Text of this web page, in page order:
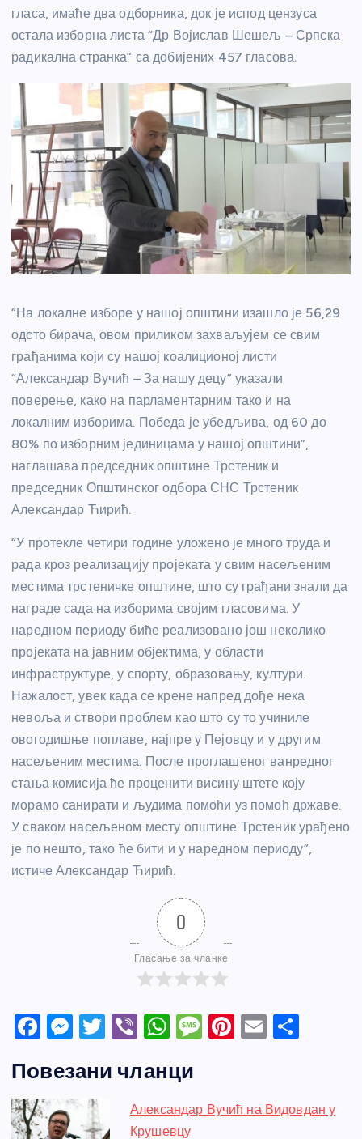
гласа, имаће два одборника, док је испод цензуса
остала изборна листа “Др Војислав Шешељ – Српска
радикална странка” са добијених 457 гласова.
“На локалне изборе у нашој општини изашло је 56,29
одсто бирача, овом приликом захваљујем се свим
грађанима који су нашој коалиционој листи
“Александар Вучић – За нашу децу” указали
поверење, како на парламентарним тако и на
локалним изборима. Победа је убедљива, од 60 до
80% по изборним јединицама у нашој општини”,
наглашава председник општине Трстеник и
председник Општинског одбора СНС Трстеник
Александар Ћирић.
“У протекле четири године уложено је много труда и
рада кроз реализацију пројеката у свим насељеним
местима трстеничке општине, што су грађани знали да
награде сада на изборима својим гласовима. У
наредном периоду биће реализовано још неколико
пројеката на јавним објектима, у области
инфраструктуре, у спорту, образовању, култури.
Нажалост, увек када се крене напред дође нека
невоља и створи проблем као што су то учиниле
овогодишње поплаве, најпре у Пејовцу и у другим
насељеним местима. После проглашеног ванредног
стања комисија ће проценити висину штете коју
морамо санирати и људима помоћи уз помоћ државе.
У сваком насељеном месту општине Трстеник урађено
је по нешто, тако ће бити и у наредном периоду”,
истиче Александар Ћирић.
0
Гласање за чланке
F
c
e
b
M
ss
e
n
T
itt
Vi
er
W
at
s
A
M
a
Pi
e
E
e
Повезани чланци
Александар Вучић на Видовдан у
Крушевцу